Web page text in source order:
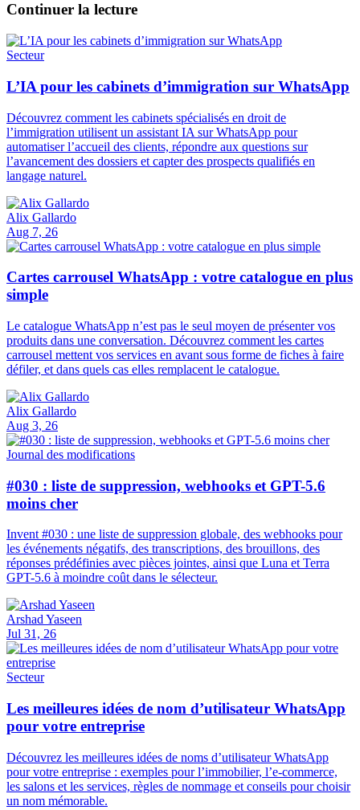
Continuer la lecture
Secteur
L’IA pour les cabinets d’immigration sur WhatsApp
Découvrez comment les cabinets spécialisés en droit de
l’immigration utilisent un assistant IA sur WhatsApp pour
automatiser l’accueil des clients, répondre aux questions sur
l’avancement des dossiers et capter des prospects qualifiés en
langage naturel.
Alix Gallardo
Aug 7, 26
Cartes carrousel WhatsApp : votre catalogue en plus
simple
Le catalogue WhatsApp n’est pas le seul moyen de présenter vos
produits dans une conversation. Découvrez comment les cartes
carrousel mettent vos services en avant sous forme de fiches à faire
défiler, et dans quels cas elles remplacent le catalogue.
Alix Gallardo
Aug 3, 26
Journal des modifications
#030 : liste de suppression, webhooks et GPT-5.6
moins cher
Invent #030 : une liste de suppression globale, des webhooks pour
les événements négatifs, des transcriptions, des brouillons, des
réponses prédéfinies avec pièces jointes, ainsi que Luna et Terra
GPT-5.6 à moindre coût dans le sélecteur.
Arshad Yaseen
Jul 31, 26
Secteur
Les meilleures idées de nom d’utilisateur WhatsApp
pour votre entreprise
Découvrez les meilleures idées de noms d’utilisateur WhatsApp
pour votre entreprise : exemples pour l’immobilier, l’e-commerce,
les salons et les services, règles de nommage et conseils pour choisir
un nom mémorable.